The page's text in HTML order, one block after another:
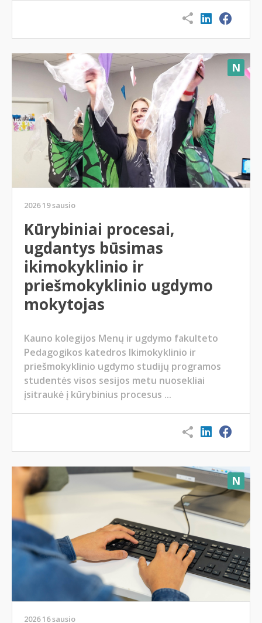
N
2026 19 sausio
Kūrybiniai procesai,
ugdantys būsimas
ikimokyklinio ir
priešmokyklinio ugdymo
mokytojas
Kauno kolegijos Menų ir ugdymo fakulteto
Pedagogikos katedros Ikimokyklinio ir
priešmokyklinio ugdymo studijų programos
studentės visos sesijos metu nuosekliai
įsitraukė į kūrybinius procesus ...
N
2026 16 sausio